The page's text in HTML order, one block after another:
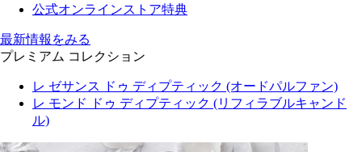
公式オンラインストア特典
最新情報をみる
プレミアム コレクション
レ ゼサンス ドゥ ディプティック (オードパルファン)
レ モンド ドゥ ディプティック (リフィラブルキャンド
ル)